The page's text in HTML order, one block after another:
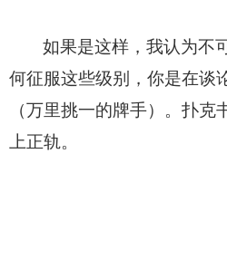
如果是这样，我认为不
何征服这些级别，你是在谈
（万里挑一的牌手）。扑克
上正轨。